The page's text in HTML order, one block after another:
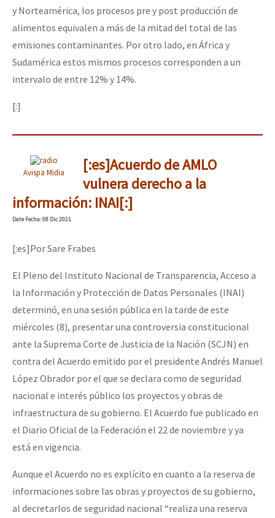
y Norteamérica, los procesos pre y post producción de
alimentos equivalen a más de la mitad del total de las
emisiones contaminantes. Por otro lado, en África y
Sudamérica estos mismos procesos corresponden a un
intervalo de entre 12% y 14%.
[:]
Avispa Midia
[:es]Acuerdo de AMLO
vulnera derecho a la
información: INAI[:]
DateFecha: 08 Dic 2021
[:es]Por Sare Frabes
El Pleno del Instituto Nacional de Transparencia, Acceso a
la Información y Protección de Datos Personales (INAI)
determinó, en una sesión pública en la tarde de este
miércoles (8), presentar una controversia constitucional
ante la Suprema Corte de Justicia de la Nación (SCJN) en
contra del Acuerdo emitido por el presidente Andrés Manuel
López Obrador por el que se declara como de seguridad
nacional e interés público los proyectos y obras de
infraestructura de su gobierno. El Acuerdo fue publicado en
el Diario Oficial de la Federación el 22 de noviembre y ya
está en vigencia.
Aunque el Acuerdo no es explícito en cuanto a la reserva de
informaciones sobre las obras y proyectos de su gobierno,
al decretarlos de seguridad nacional “realiza una reserva